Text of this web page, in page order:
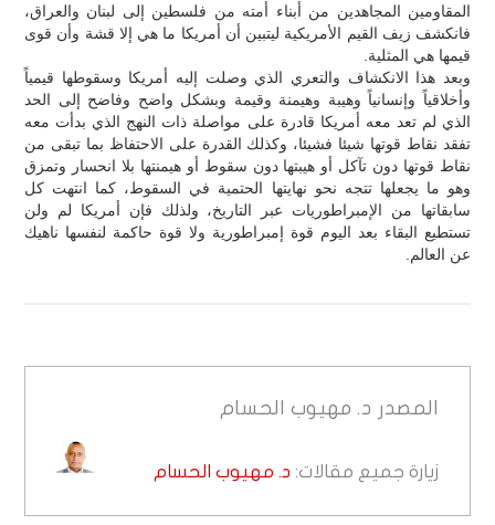
المقاومين المجاهدين من أبناء أمته من فلسطين إلى لبنان والعراق،
فانكشف زيف القيم الأمريكية ليتبين أن أمريكا ما هي إلا قشة وأن قوى
قيمها هي المثلية.
وبعد هذا الانكشاف والتعري الذي وصلت إليه أمريكا وسقوطها قيمياً
وأخلاقياً وإنسانياً وهيبة وهيمنة وقيمة وبشكل واضح وفاضح إلى الحد
الذي لم تعد معه أمريكا قادرة على مواصلة ذات النهج الذي بدأت معه
تفقد نقاط قوتها شيئا فشيئا، وكذلك القدرة على الاحتفاظ بما تبقى من
نقاط قوتها دون تآكل أو هيبتها دون سقوط أو هيمنتها بلا انحسار وتمزق
وهو ما يجعلها تتجه نحو نهايتها الحتمية في السقوط، كما انتهت كل
سابقاتها من الإمبراطوريات عبر التاريخ، ولذلك فإن أمريكا لم ولن
تستطيع البقاء بعد اليوم قوة إمبراطورية ولا قوة حاكمة لنفسها ناهيك
عن العالم.
المصدر د. مهيوب الحسام
زيارة جميع مقالات: د. مهيوب الحسام